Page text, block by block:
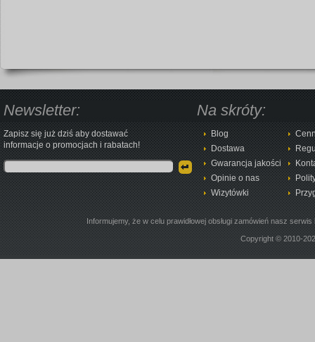
Newsletter:
Zapisz się już dziś aby dostawać
informacje o promocjach i rabatach!
Na skróty:
Blog
Dostawa
Gwarancja jakości
Opinie o nas
Wizytówki
Informujemy, że w celu prawidłowej obsługi zamówień nasz
Copyright © 2010-